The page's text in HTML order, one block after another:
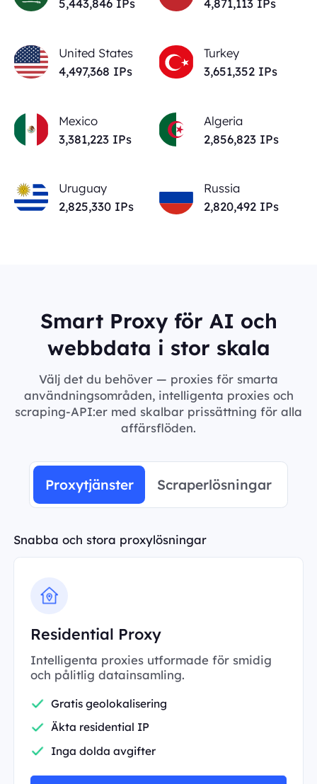
5,443,846 IPs 4,871,113 IPs
United States
4,497,368 IPs
Turkey
3,651,352 IPs
Mexico
3,381,223 IPs
Algeria
2,856,823 IPs
Uruguay
2,825,330 IPs
Russia
2,820,492 IPs
Smart Proxy för AI och
webbdata i stor skala
Välj det du behöver — proxies för smarta
användningsområden, intelligenta proxies och
scraping-API:er med skalbar prissättning för alla
affärsflöden.
Proxytjänster Scraperlösningar
Snabba och stora proxylösningar
Residential Proxy
Intelligenta proxies utformade för smidig
och pålitlig datainsamling.
Gratis geolokalisering
Äkta residential IP
Inga dolda avgifter